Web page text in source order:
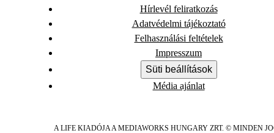
Hírlevél feliratkozás
Adatvédelmi tájékoztató
Felhasználási feltételek
Impresszum
Süti beállítások
Média ajánlat
A LIFE KIADÓJA A MEDIAWORKS HUNGARY ZRT. © MINDEN